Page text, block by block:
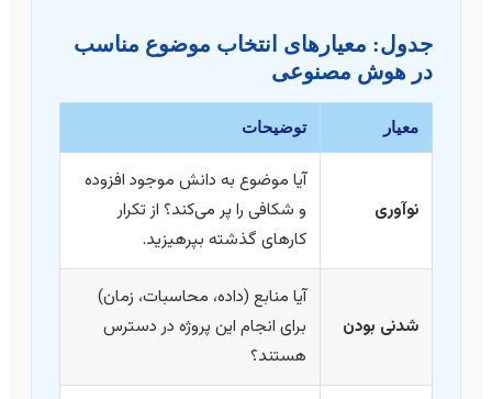
جدول: معیارهای انتخاب موضوع مناسب
در هوش مصنوعی
توضیحات
نوآوری
آیا موضوع به دانش موجود افزوده
و شکافی را پر می‌کند؟ از تکرار
کارهای گذشته بپرهیزید.
شدنی بودن
آیا منابع (داده، محاسبات، زمان)
برای انجام این پروژه در دسترس
هستند؟